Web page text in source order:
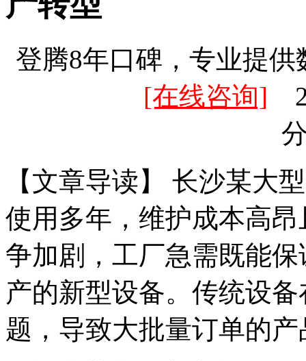
登腾8年口碑，专业提
[在线咨询]
【文章导读】 长沙某大
使用多年，维护成本高
争加剧，工厂急需既能
产的新型设备。传统设
题，导致大批量订单的